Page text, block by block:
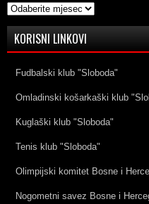
Arhive
KORISNI LINKOVI
Fudbalski klub "Sloboda"
Omladinski košarkaški klub
Kuglaški klub "Sloboda"
Tenis klub "Sloboda"
Olimpijski komitet Bosne i
Nogometni savez Bosne i